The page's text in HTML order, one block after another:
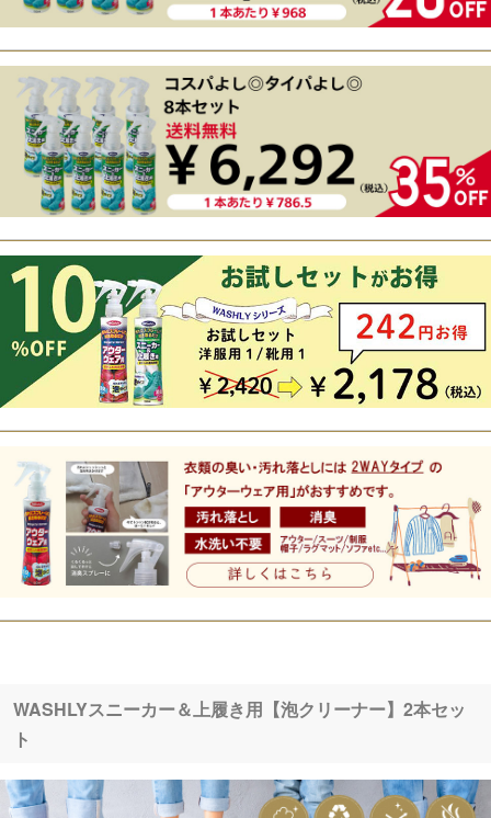
WASHLYスニーカー＆上履き用【泡クリーナー】2本セッ
ト